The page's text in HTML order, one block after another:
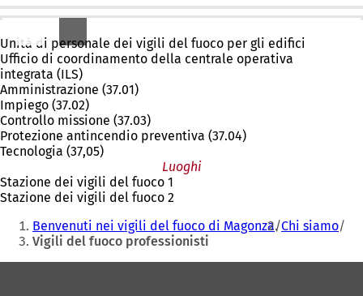
Unità di personale dei vigili del fuoco per gli edifici
Ufficio di coordinamento della centrale operativa
integrata (ILS)
Amministrazione (37.01)
Impiego (37.02)
Controllo missione (37.03)
Protezione antincendio preventiva (37.04)
Tecnologia (37,05)
Luoghi
Stazione dei vigili del fuoco 1
Stazione dei vigili del fuoco 2
Siete
qui:
Benvenuti nei vigili del fuoco di Magonza Chi siamo
Vigili del fuoco professionisti